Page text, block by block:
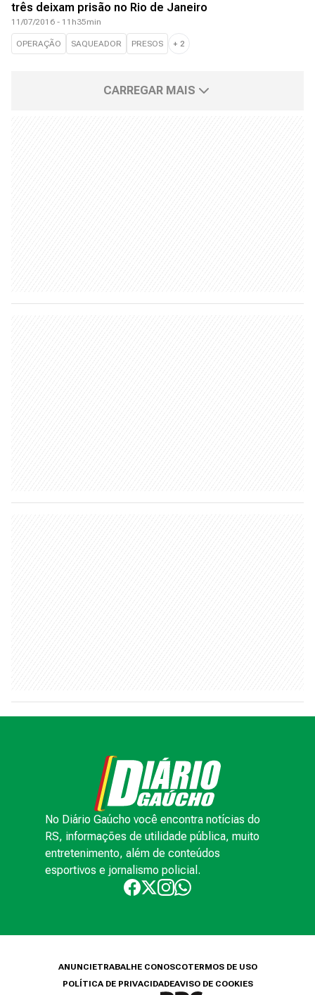
três deixam prisão no Rio de Janeiro
11/07/2016 - 11h35min
OPERAÇÃO SAQUEADOR PRESOS + 2
CARREGAR MAIS
No Diário Gaúcho você encontra notícias do
RS, informações de utilidade pública, muito
entretenimento, além de conteúdos
esportivos e jornalismo policial.
ANUNCIETRABALHE CONOSCOTERMOS DE USO
POLÍTICA DE PRIVACIDADEAVISO DE COOKIES